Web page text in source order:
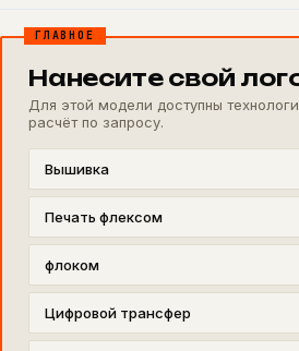
ГЛАВНОЕ
Нанесите свой
Для этой модели доступны
расчёт по запросу.
Вышивка
Печать флексом
флоком
Цифровой трансфер